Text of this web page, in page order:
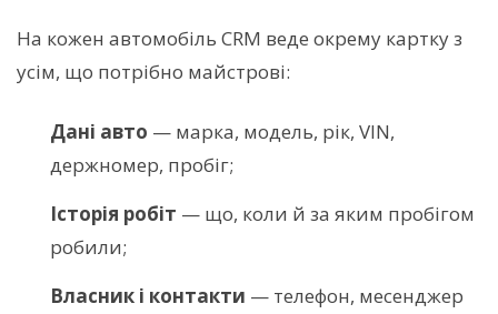
На кожен автомобіль CRM веде окрему картку з
усім, що потрібно майстрові:
Дані авто — марка, модель, рік, VIN,
держномер, пробіг;
Історія робіт — що, коли й за яким пробігом
робили;
Власник і контакти — телефон, месенджер